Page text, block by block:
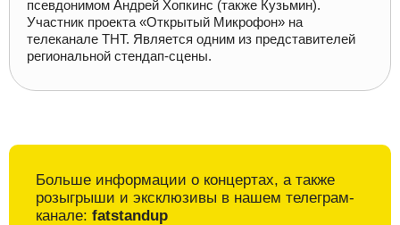
псевдонимом Андрей Хопкинс (также Кузьмин).
Участник проекта «Открытый Микрофон» на
телеканале ТНТ. Является одним из представителей
региональной стендап-сцены.
Больше информации о концертах, а также
розыгрыши и эксклюзивы в нашем телеграм-
канале: fatstandup